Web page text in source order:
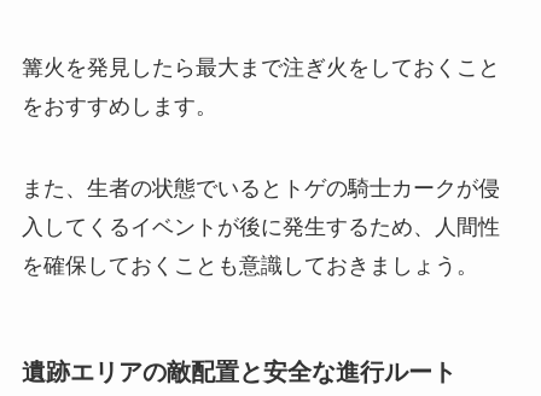
篝火を発見したら最大まで注ぎ火をしておくこと
をおすすめします。
また、生者の状態でいるとトゲの騎士カークが侵
入してくるイベントが後に発生するため、人間性
を確保しておくことも意識しておきましょう。
遺跡エリアの敵配置と安全な進行ルート